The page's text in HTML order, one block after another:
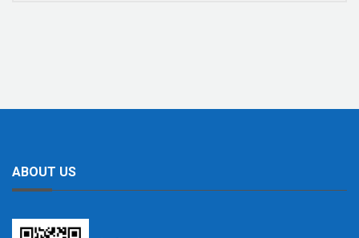
ABOUT US